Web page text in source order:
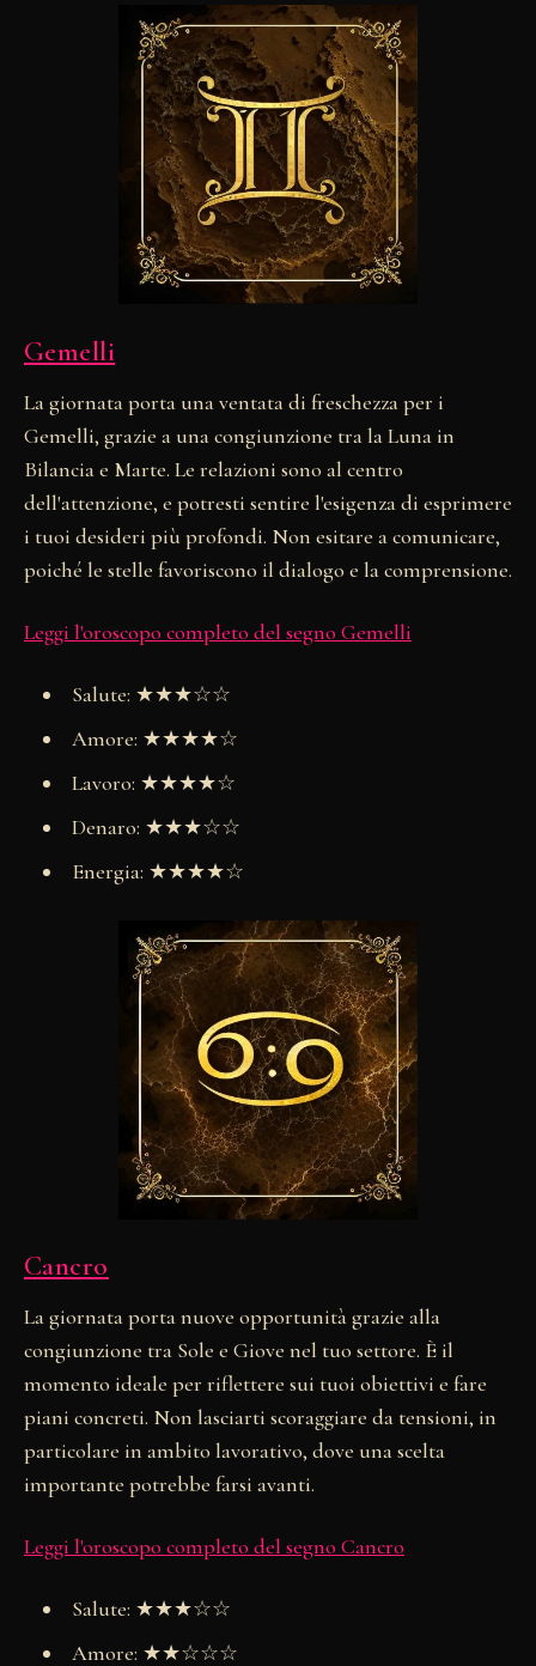
Gemelli
La giornata porta una ventata di freschezza per i
Gemelli, grazie a una congiunzione tra la Luna in
Bilancia e Marte. Le relazioni sono al centro
dell'attenzione, e potresti sentire l'esigenza di esprimere
i tuoi desideri più profondi. Non esitare a comunicare,
poiché le stelle favoriscono il dialogo e la comprensione.
Leggi l'oroscopo completo del segno Gemelli
Salute: ★★★☆☆
Amore: ★★★★☆
Lavoro: ★★★★☆
Denaro: ★★★☆☆
Energia: ★★★★☆
Cancro
La giornata porta nuove opportunità grazie alla
congiunzione tra Sole e Giove nel tuo settore. È il
momento ideale per riflettere sui tuoi obiettivi e fare
piani concreti. Non lasciarti scoraggiare da tensioni, in
particolare in ambito lavorativo, dove una scelta
importante potrebbe farsi avanti.
Leggi l'oroscopo completo del segno Cancro
Salute: ★★★☆☆
Amore: ★★☆☆☆